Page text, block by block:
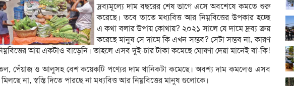
দ্রব্যমূল্যে দাম বছরের শেষ ভাগে এসে অবশেষে কমতে শুরু
করেছে। তবে তাতে মধ্যবিত্ত আর নিম্নবিত্তের উপকার হচ্ছে
এ কথা বলার উপায় কোথায়? ২০২১ সালে যে দামে দ্রব্য ক্রয়
করেছে মানুষ সে দামে কি এখন সম্ভব? সেটা সম্ভব না, কারণ
আয় একটাও বাড়েনি। তাহলে এসব দুই-চার টাকা কমেছে ঘোষণা দেয়া মানেই বা-কি!
পেঁয়াজ ও আলুসহ বেশ কয়েকটি পণ্যের দাম খানিকটা কমেছে। অবশ্য দাম কমলেও এসব
না, স্বস্তি দিতে পারছে না মধ্যবিত্ত আর নিম্নবিত্তের মানুষ গুলোকে।